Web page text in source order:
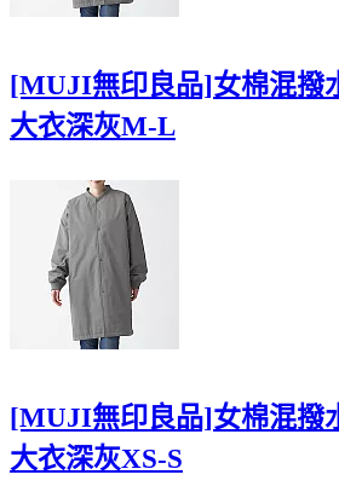
[MUJI無印良品]女棉混撥
大衣深灰M-L
[MUJI無印良品]女棉混撥
大衣深灰XS-S